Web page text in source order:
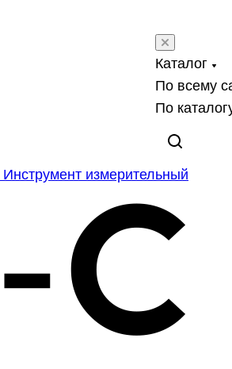
Каталог
По всему
По
Инструмент измерительный